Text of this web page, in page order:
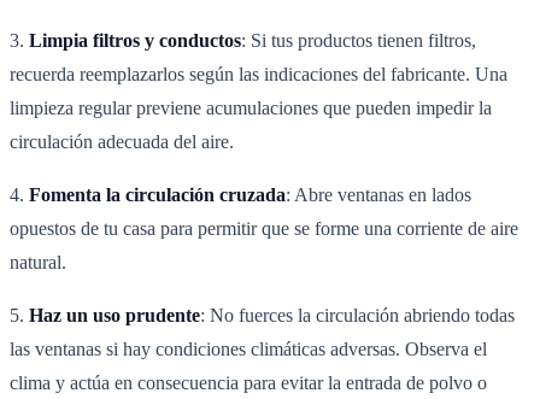
3. Limpia filtros y conductos: Si tus productos tienen filtros,
recuerda reemplazarlos según las indicaciones del fabricante. Una
limpieza regular previene acumulaciones que pueden impedir la
circulación adecuada del aire.
4. Fomenta la circulación cruzada: Abre ventanas en lados
opuestos de tu casa para permitir que se forme una corriente de aire
natural.
5. Haz un uso prudente: No fuerces la circulación abriendo todas
las ventanas si hay condiciones climáticas adversas. Observa el
clima y actúa en consecuencia para evitar la entrada de polvo o